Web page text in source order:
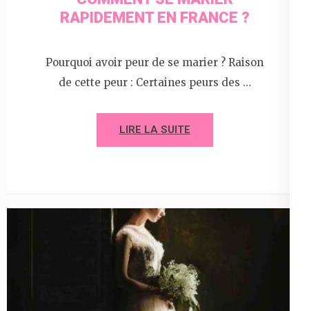
RAPIDEMENT EN FRANCE ?
Pourquoi avoir peur de se marier ? Raison
de cette peur : Certaines peurs des …
LIRE LA SUITE